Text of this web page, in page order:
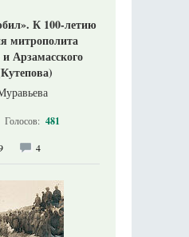
К 100-летию
митрополита
Арзамасского
Голосов: 481
4